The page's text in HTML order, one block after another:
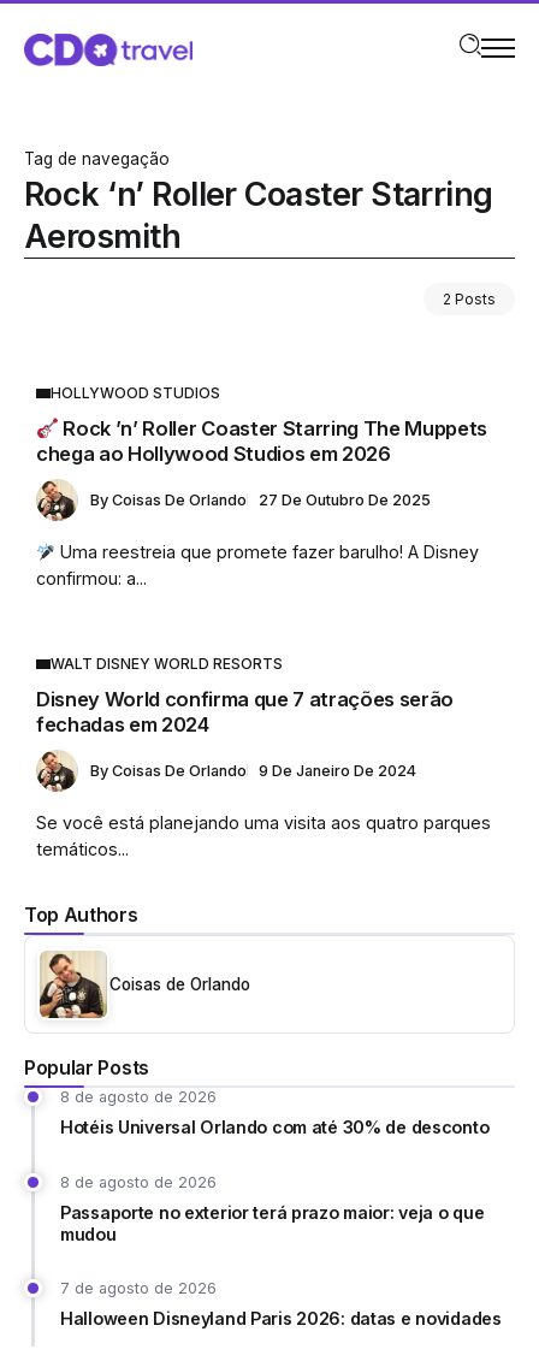
Tag de navegação
Rock ‘n’ Roller Coaster Starring
Aerosmith
2 Posts
Top Authors
Coisas de Orlando
Popular Posts
8 de agosto de 2026
Hotéis Universal Orlando com até 30% de desconto
8 de agosto de 2026
Passaporte no exterior terá prazo maior: veja o que
mudou
7 de agosto de 2026
Halloween Disneyland Paris 2026: datas e novidades
HOLLYWOOD STUDIOS
Rock ’n’ Roller Coaster Starring The Muppets
chega ao Hollywood Studios em 2026
By Coisas De Orlando 27 De Outubro De 2025
Uma reestreia que promete fazer barulho! A Disney
confirmou: a...
WALT DISNEY WORLD RESORTS
Disney World confirma que 7 atrações serão
fechadas em 2024
By Coisas De Orlando 9 De Janeiro De 2024
Se você está planejando uma visita aos quatro parques
temáticos...